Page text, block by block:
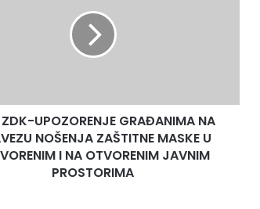
UPOZORENJE GRAĐANIMA NA
NOŠENJA ZAŠTITNE MASKE U
I NA OTVORENIM JAVNIM
PROSTORIMA